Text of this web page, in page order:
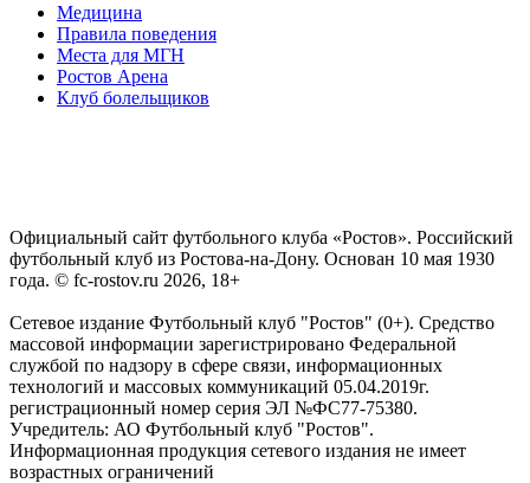
Медицина
Правила поведения
Места для МГН
Ростов Арена
Клуб болельщиков
Официальный сайт футбольного клуба «Ростов». Российский
футбольный клуб из Ростова-на-Дону. Основан 10 мая 1930
года. © fc-rostov.ru 2026, 18+
Сетевое издание Футбольный клуб "Ростов" (0+). Средство
массовой информации зарегистрировано Федеральной
службой по надзору в сфере связи, информационных
технологий и массовых коммуникаций 05.04.2019г.
регистрационный номер серия ЭЛ №ФС77-75380.
Учредитель: АО Футбольный клуб "Ростов".
Информационная продукция сетевого издания не имеет
возрастных ограничений